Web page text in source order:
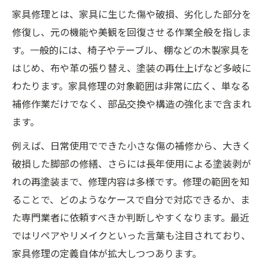
家具修理でよく使う道具とその選び方
家具修理の定義が今注目される理由
家具修理が注目される背景とその理由
家具修理と環境保全の関係を考える
家具修理の定義が暮らしにもたらすメリッ
ト
家具修理の費用感が関心を集めるワケ
リペアが広がる家具修理の現場とは
家具修理の現場で求められるリペア技術
家具修理とリペアの現場で人気の手法
家具修理を支える職人の技と工夫
家具修理とは、家具に生じた傷や破損、劣化した部分を
修復し、元の機能や美観を回復させる作業全般を指しま
す。一般的には、椅子やテーブル、棚などの木製家具を
はじめ、布や革の張り替え、塗装の再仕上げなど多岐に
わたります。家具修理の対象範囲は非常に広く、単なる
補修作業だけでなく、部品交換や構造の強化まで含まれ
ます。
例えば、日常使用でできた小さな傷の補修から、大きく
破損した脚部の修繕、さらには長年使用による塗装剥が
れの再塗装まで、修理内容は多様です。修理の範囲を知
ることで、どのようなケースで自分で対応できるか、ま
た専門業者に依頼すべきか判断しやすくなります。最近
ではリペアやリメイクといった言葉も注目されており、
家具修理の定義自体が拡大しつつあります。